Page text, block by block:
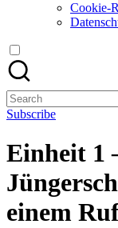
Cookie-
Search
for:
Subscribe
Einheit 1
einem